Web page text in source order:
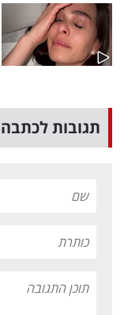
תגובות לכתבה